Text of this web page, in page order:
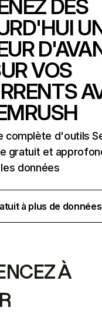
DÈS
VOS
complète d'outils
gratuit et
les données
à plus de données
À